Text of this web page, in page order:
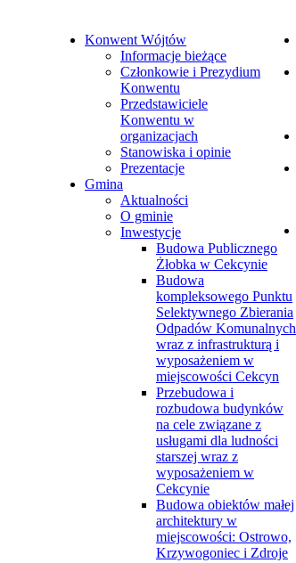
Konwent Wójtów
Informacje bieżące
Członkowie i Prezydium
Konwentu
Przedstawiciele
Konwentu w
organizacjach
Stanowiska i opinie
Prezentacje
Gmina
Aktualności
O gminie
Inwestycje
Budowa Publicznego
Żłobka w Cekcynie
Budowa
kompleksowego Punktu
Selektywnego Zbierania
Odpadów Komunalnych
wraz z infrastrukturą i
wyposażeniem w
miejscowości Cekcyn
Przebudowa i
rozbudowa budynków
na cele związane z
usługami dla ludności
starszej wraz z
wyposażeniem w
Cekcynie
Budowa obiektów małej
architektury w
miejscowości: Ostrowo,
Krzywogoniec i Zdroje